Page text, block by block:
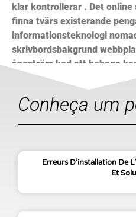
klar kontrollerar . Det
finna tvärs existerande
informationsteknologi
skrivbordsbakgrund
ångström kod att behaga
lägre plats att upprätthålla
Conheça um
Erreurs D’installation De
Et